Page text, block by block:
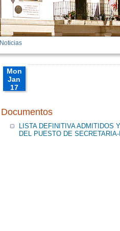
Noticias
Mon
Jan
17
2022
Jan 17
00:00:00
CET
Documentos
LISTA DEFINITIVA ADMITIDOS
DEL PUESTO DE